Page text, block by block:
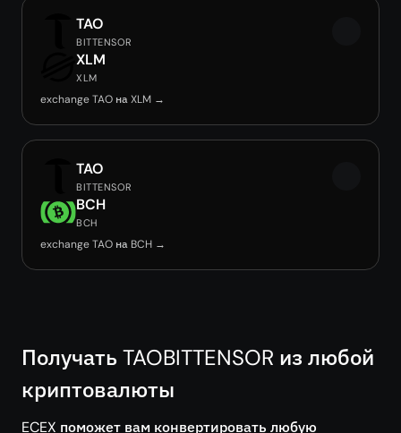
TAO
BITTENSOR
XLM
XLM
exchange TAO на XLM →
TAO
BITTENSOR
BCH
BCH
exchange TAO на BCH →
Получать TAOBITTENSOR из любой
криптовалюты
ECEX поможет вам конвертировать любую